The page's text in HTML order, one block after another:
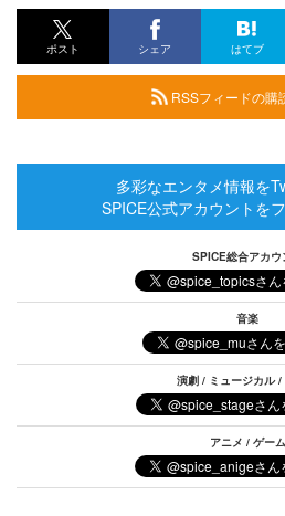
ポスト シェア はてブ
RSSフィードの購
多彩なエンタメ情報を
SPICE公式アカウントを
SPICE総合アカウ
音楽
演劇 / ミュージカル /
アニメ / ゲーム